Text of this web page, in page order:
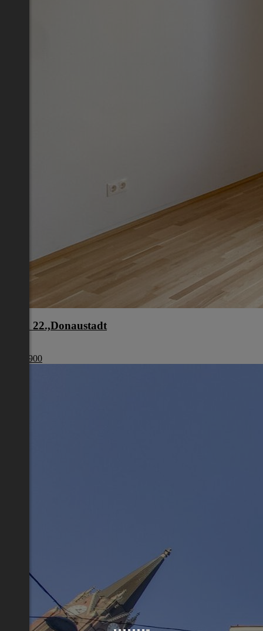
Wien 22.,Donaustadt
€ 440 900